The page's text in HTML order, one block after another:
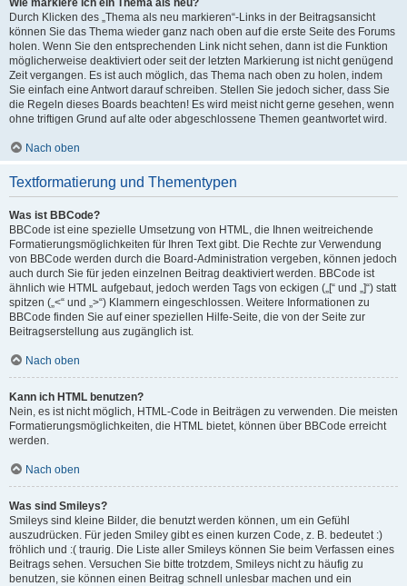
Wie markiere ich ein Thema als neu?
Durch Klicken des „Thema als neu markieren“-Links in der Beitragsansicht
können Sie das Thema wieder ganz nach oben auf die erste Seite des Forums
holen. Wenn Sie den entsprechenden Link nicht sehen, dann ist die Funktion
möglicherweise deaktiviert oder seit der letzten Markierung ist nicht genügend
Zeit vergangen. Es ist auch möglich, das Thema nach oben zu holen, indem
Sie einfach eine Antwort darauf schreiben. Stellen Sie jedoch sicher, dass Sie
die Regeln dieses Boards beachten! Es wird meist nicht gerne gesehen, wenn
ohne triftigen Grund auf alte oder abgeschlossene Themen geantwortet wird.
Nach oben
Textformatierung und Thementypen
Was ist BBCode?
BBCode ist eine spezielle Umsetzung von HTML, die Ihnen weitreichende
Formatierungsmöglichkeiten für Ihren Text gibt. Die Rechte zur Verwendung
von BBCode werden durch die Board-Administration vergeben, können jedoch
auch durch Sie für jeden einzelnen Beitrag deaktiviert werden. BBCode ist
ähnlich wie HTML aufgebaut, jedoch werden Tags von eckigen („[“ und „]“) statt
spitzen („<“ und „>“) Klammern eingeschlossen. Weitere Informationen zu
BBCode finden Sie auf einer speziellen Hilfe-Seite, die von der Seite zur
Beitragserstellung aus zugänglich ist.
Nach oben
Kann ich HTML benutzen?
Nein, es ist nicht möglich, HTML-Code in Beiträgen zu verwenden. Die meisten
Formatierungsmöglichkeiten, die HTML bietet, können über BBCode erreicht
werden.
Nach oben
Was sind Smileys?
Smileys sind kleine Bilder, die benutzt werden können, um ein Gefühl
auszudrücken. Für jeden Smiley gibt es einen kurzen Code, z. B. bedeutet :)
fröhlich und :( traurig. Die Liste aller Smileys können Sie beim Verfassen eines
Beitrags sehen. Versuchen Sie bitte trotzdem, Smileys nicht zu häufig zu
benutzen, sie können einen Beitrag schnell unlesbar machen und ein